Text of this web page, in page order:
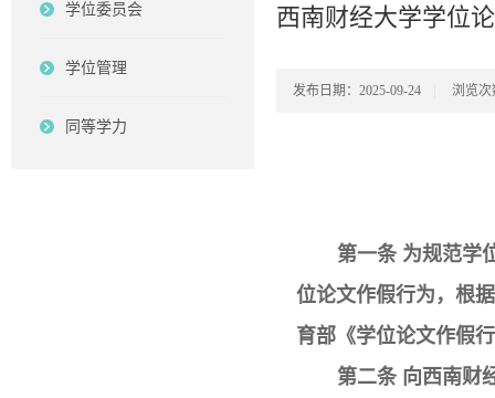
学位委员会
学位管理
同等学力
西南财经大学学位
发布日期：2025-09-24 浏览次
第一条 为规范学
位论文作假行为，根
育部《学位论文作假
第二条 向西南财